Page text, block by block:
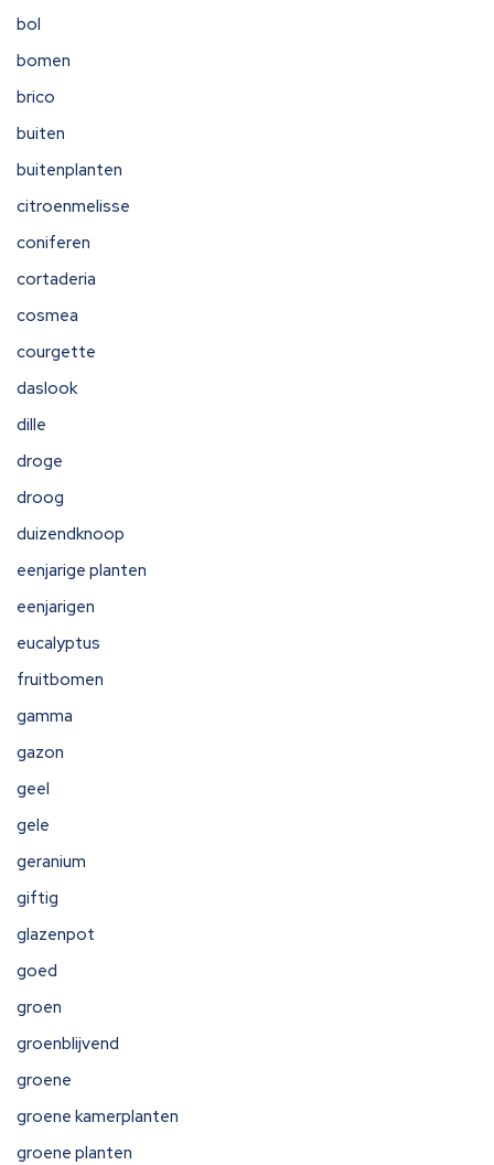
bol
bomen
brico
buiten
buitenplanten
citroenmelisse
coniferen
cortaderia
cosmea
courgette
daslook
dille
droge
droog
duizendknoop
eenjarige planten
eenjarigen
eucalyptus
fruitbomen
gamma
gazon
geel
gele
geranium
giftig
glazenpot
goed
groen
groenblijvend
groene
groene kamerplanten
groene planten